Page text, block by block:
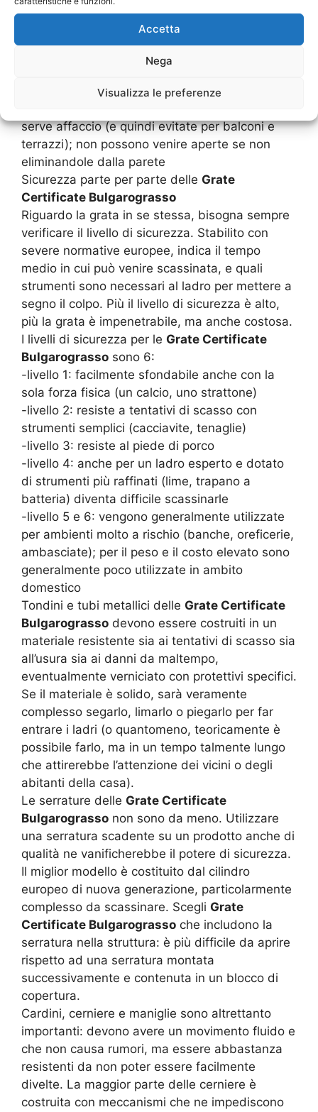
Accetta
Nega
Visualizza le preferenze
-impacchettabili: grazie ad un maggior numero
di cardini e cerniere si avvolgono su se stesse a
serve affaccio (e quindi evitate per balconi e
terrazzi); non possono venire aperte se non
eliminandole dalla parete
Sicurezza parte per parte delle Grate
Certificate Bulgarograsso
Riguardo la grata in se stessa, bisogna sempre
verificare il livello di sicurezza. Stabilito con
severe normative europee, indica il tempo
medio in cui può venire scassinata, e quali
strumenti sono necessari al ladro per mettere a
segno il colpo. Più il livello di sicurezza è alto,
più la grata è impenetrabile, ma anche costosa.
I livelli di sicurezza per le Grate Certificate
Bulgarograsso sono 6:
-livello 1: facilmente sfondabile anche con la
sola forza fisica (un calcio, uno strattone)
-livello 2: resiste a tentativi di scasso con
strumenti semplici (cacciavite, tenaglie)
-livello 3: resiste al piede di porco
-livello 4: anche per un ladro esperto e dotato
di strumenti più raffinati (lime, trapano a
batteria) diventa difficile scassinarle
-livello 5 e 6: vengono generalmente utilizzate
per ambienti molto a rischio (banche, oreficerie,
ambasciate); per il peso e il costo elevato sono
generalmente poco utilizzate in ambito
domestico
Tondini e tubi metallici delle Grate Certificate
Bulgarograsso devono essere costruiti in un
materiale resistente sia ai tentativi di scasso sia
all’usura sia ai danni da maltempo,
eventualmente verniciato con protettivi specifici.
Se il materiale è solido, sarà veramente
complesso segarlo, limarlo o piegarlo per far
entrare i ladri (o quantomeno, teoricamente è
possibile farlo, ma in un tempo talmente lungo
che attirerebbe l’attenzione dei vicini o degli
abitanti della casa).
Le serrature delle Grate Certificate
Bulgarograsso non sono da meno. Utilizzare
una serratura scadente su un prodotto anche di
qualità ne vanificherebbe il potere di sicurezza.
Il miglior modello è costituito dal cilindro
europeo di nuova generazione, particolarmente
complesso da scassinare. Scegli Grate
Certificate Bulgarograsso che includono la
serratura nella struttura: è più difficile da aprire
rispetto ad una serratura montata
successivamente e contenuta in un blocco di
copertura.
Cardini, cerniere e maniglie sono altrettanto
importanti: devono avere un movimento fluido e
che non causa rumori, ma essere abbastanza
resistenti da non poter essere facilmente
divelte. La maggior parte delle cerniere è
costruita con meccanismi che ne impediscono